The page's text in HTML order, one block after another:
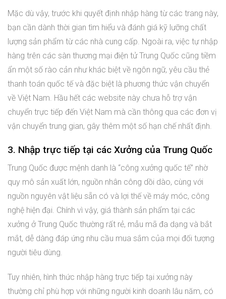
Mặc dù vậy, trước khi quyết định nhập hàng từ các trang này,
bạn cần dành thời gian tìm hiểu và đánh giá kỹ lưỡng chất
lượng sản phẩm từ các nhà cung cấp. Ngoài ra, việc tự nhập
hàng trên các sàn thương mại điện tử Trung Quốc cũng tiềm
ẩn một số rào cản như khác biệt về ngôn ngữ, yêu cầu thẻ
thanh toán quốc tế và đặc biệt là phương thức vận chuyển
về Việt Nam. Hầu hết các website này chưa hỗ trợ vận
chuyển trực tiếp đến Việt Nam mà cần thông qua các đơn vị
vận chuyển trung gian, gây thêm một số hạn chế nhất định.
3. Nhập trực tiếp tại các Xưởng của Trung Quốc
Trung Quốc được mệnh danh là “công xưởng quốc tế” nhờ
quy mô sản xuất lớn, nguồn nhân công dồi dào, cùng với
nguồn nguyên vật liệu sẵn có và lợi thế về máy móc, công
nghệ hiện đại. Chính vì vậy, giá thành sản phẩm tại các
xưởng ở Trung Quốc thường rất rẻ, mẫu mã đa dạng và bắt
mắt, dễ dàng đáp ứng nhu cầu mua sắm của mọi đối tượng
người tiêu dùng.
Tuy nhiên, hình thức nhập hàng trực tiếp tại xưởng này
thường chỉ phù hợp với những người kinh doanh lâu năm, có